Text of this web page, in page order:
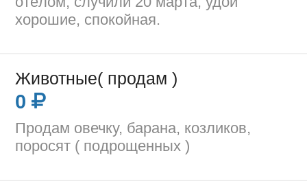
хорошие, спокойная.
Животные( продам )
0
Продам овечку, барана, козликов,
поросят ( подрощенных )